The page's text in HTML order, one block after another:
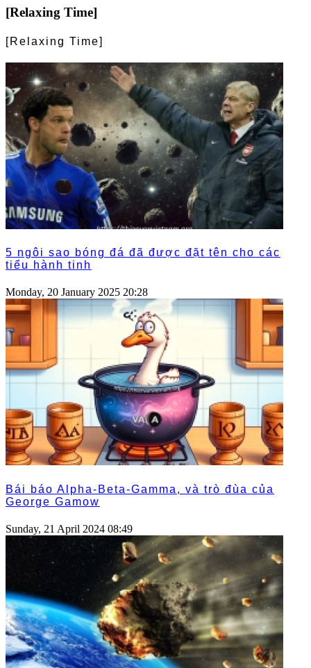
[Relaxing Time]
[Relaxing Time]
5 ngôi sao bóng đá đã được đặt tên cho các
tiểu hành tinh
Monday, 20 January 2025 20:28
Bái báo Alpha-Beta-Gamma, và trò đùa của
George Gamow
Sunday, 21 April 2024 08:49